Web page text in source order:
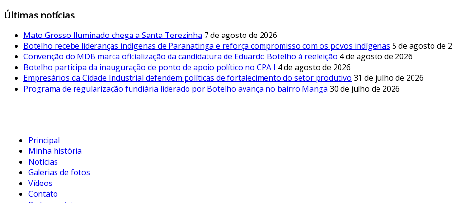
Últimas notícias
Mato Grosso Iluminado chega a Santa Terezinha 7 de agosto de 2026
Botelho recebe lideranças indígenas de Paranatinga e reforça compromisso com os povos indígenas 5 de agosto de
Convenção do MDB marca oficialização da candidatura de Eduardo Botelho à reeleição 4 de agosto de 2026
Botelho participa da inauguração de ponto de apoio político no CPA I 4 de agosto de 2026
Empresários da Cidade Industrial defendem políticas de fortalecimento do setor produtivo 31 de julho de 2026
Programa de regularização fundiária liderado por Botelho avança no bairro Manga 30 de julho de 2026
Principal
Minha história
Notícias
Galerias de fotos
Vídeos
Contato